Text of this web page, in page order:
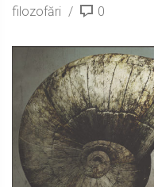
filozofări
0